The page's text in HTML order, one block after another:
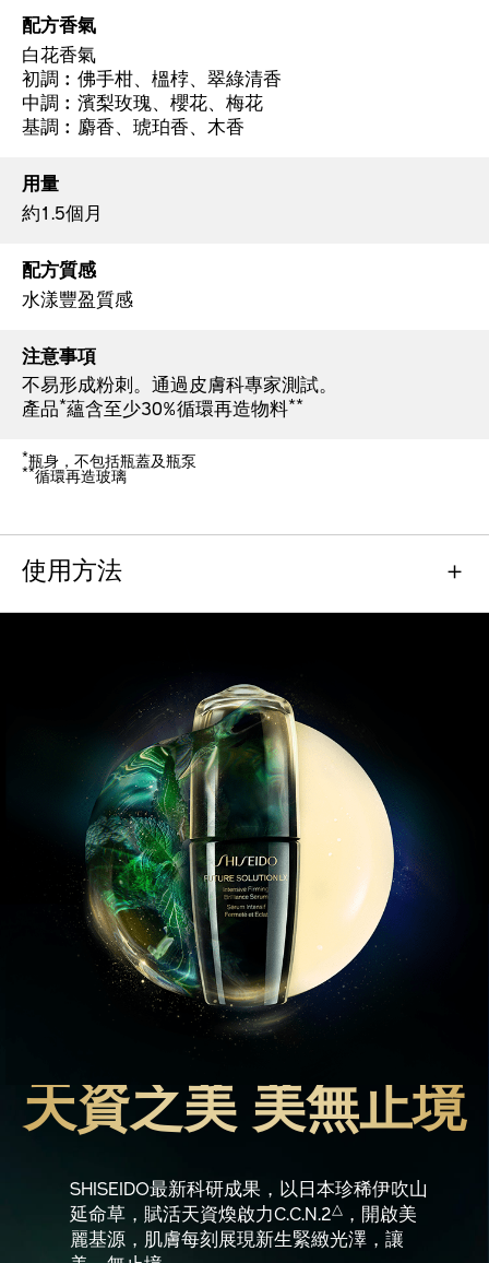
配方香氣
白花香氣
初調︰佛手柑、榲桲、翠綠清香
中調︰濱梨玫瑰、櫻花、梅花
基調︰麝香、琥珀香、木香
用量
約1.5個月
配方質感
水漾豐盈質感
注意事項
不易形成粉刺。通過皮膚科專家測試。
產品*蘊含至少30%循環再造物料**
*瓶身，不包括瓶蓋及瓶泵
**循環再造玻璃​
使用方法
天資之美 美無止境
SHISEIDO最新科研成果，以日本珍稀伊吹山
延命草，賦活天資煥啟力C.C.N.2△，開啟美
麗基源，肌膚每刻展現新生緊緻光澤，讓